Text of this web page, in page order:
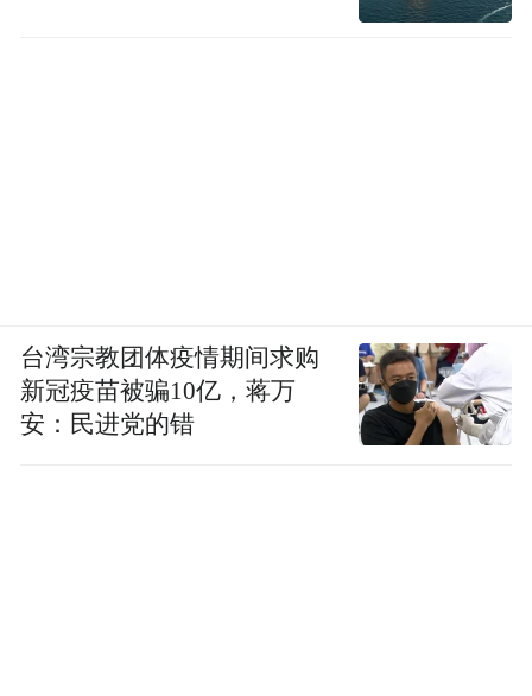
台湾宗教团体疫情期间求购
新冠疫苗被骗10亿，蒋万
安：民进党的错